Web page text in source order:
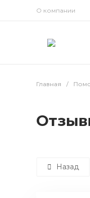
О компании
Главная /
Назад